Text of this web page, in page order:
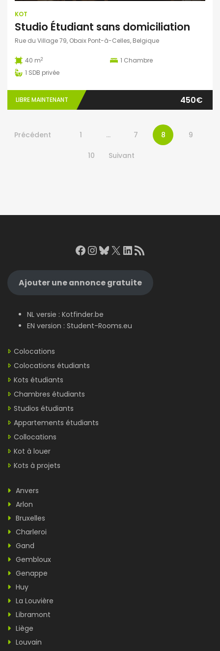
KOT
Studio Étudiant sans domiciliation
Rue du Village 79, Obaix Pont-à-Celles, Belgique
40 m2 1 Chambre
1 SDB privée
LIBRE MAINTENANT 450€
Précédent 1 … 7 8 9
10 Suivant
Facebook
Instagram
Bluesky
X LinkedIn
RSS Feed
Ajouter une annonce gratuite
NL versie : Kotfinder.be
EN version : Student-Rooms.eu
Colocations
Colocations étudiants
Kots étudiants
Chambres étudiants
Studios étudiants
Appartements étudiants
Collocations
Kot à louer
Kots à projets
Anvers
Arlon
Bruxelles
Charleroi
Gand
Gembloux
Genappe
Huy
La Louvière
Libramont
Liège
Louvain